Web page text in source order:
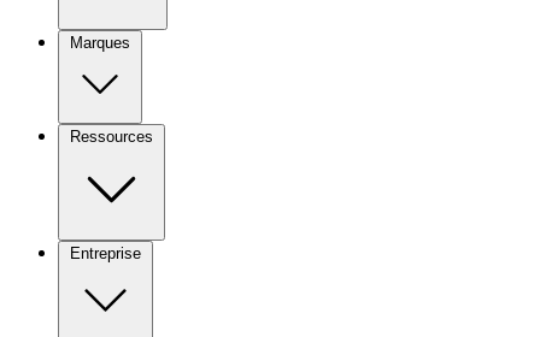
Marques
Ressources
Entreprise